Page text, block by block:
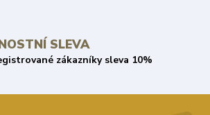
SLEVA
zákazníky sleva 10%